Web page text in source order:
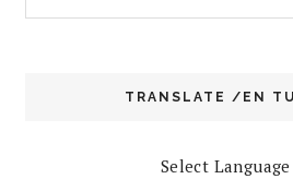
TRANSLATE /EN
Select Language